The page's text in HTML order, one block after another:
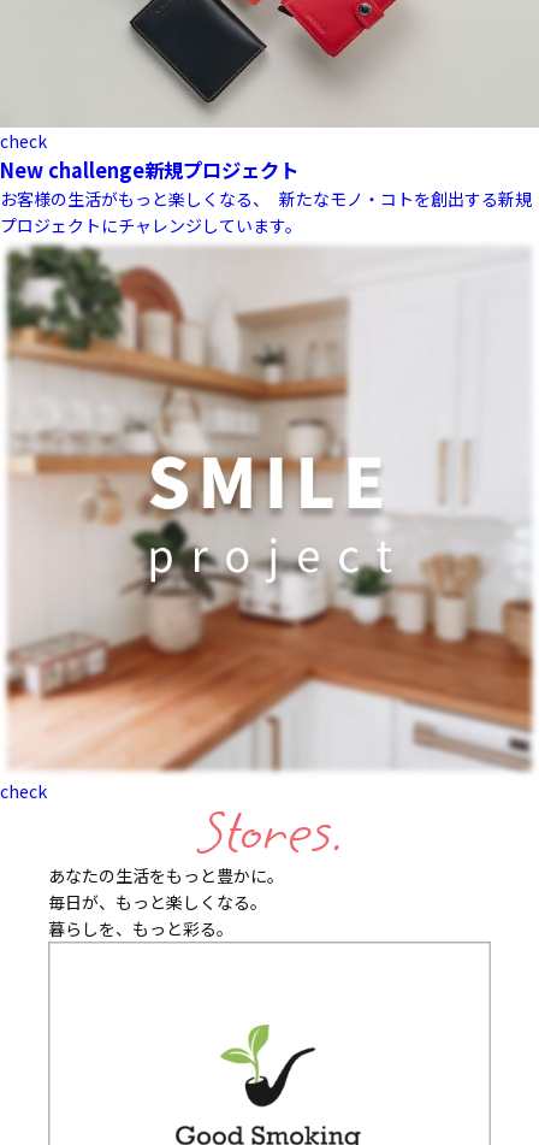
check
New challenge新規プロジェクト
お客様の生活がもっと楽しくなる、 新たなモノ・コトを創出する新規
プロジェクトにチャレンジしています。
check
Stores.
あなたの生活をもっと豊かに。
毎日が、もっと楽しくなる。
暮らしを、もっと彩る。